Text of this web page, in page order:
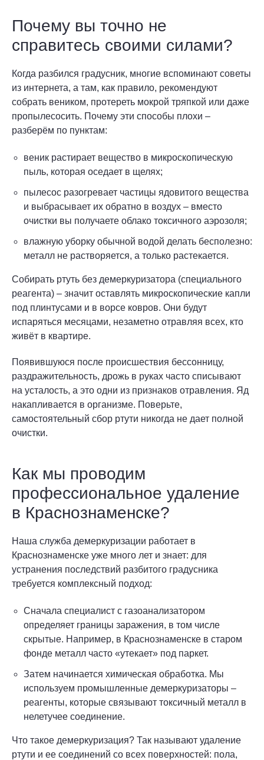
Почему вы точно не
справитесь своими силами?
Когда разбился градусник, многие вспоминают советы
из интернета, а там, как правило, рекомендуют
собрать веником, протереть мокрой тряпкой или даже
пропылесосить. Почему эти способы плохи –
разберём по пунктам:
веник растирает вещество в микроскопическую
пыль, которая оседает в щелях;
пылесос разогревает частицы ядовитого вещества
и выбрасывает их обратно в воздух – вместо
очистки вы получаете облако токсичного аэрозоля;
влажную уборку обычной водой делать бесполезно:
металл не растворяется, а только растекается.
Собирать ртуть без демеркуризатора (специального
реагента) – значит оставлять микроскопические капли
под плинтусами и в ворсе ковров. Они будут
испаряться месяцами, незаметно отравляя всех, кто
живёт в квартире.
Появившуюся после происшествия бессонницу,
раздражительность, дрожь в руках часто списывают
на усталость, а это одни из признаков отравления. Яд
накапливается в организме. Поверьте,
самостоятельный сбор ртути никогда не дает полной
очистки.
Как мы проводим
профессиональное удаление
в Краснознаменске?
Наша служба демеркуризации работает в
Краснознаменске уже много лет и знает: для
устранения последствий разбитого градусника
требуется комплексный подход:
Сначала специалист с газоанализатором
определяет границы заражения, в том числе
скрытые. Например, в Краснознаменске в старом
фонде металл часто «утекает» под паркет.
Затем начинается химическая обработка. Мы
используем промышленные демеркуризаторы –
реагенты, которые связывают токсичный металл в
нелетучее соединение.
Что такое демеркуризация? Так называют удаление
ртути и ее соединений со всех поверхностей: пола,